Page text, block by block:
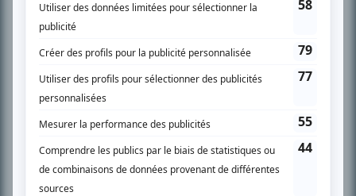
SUR LE RÉSEAU BIZZ MÉDIA
PLAN DU SITE
Accueil